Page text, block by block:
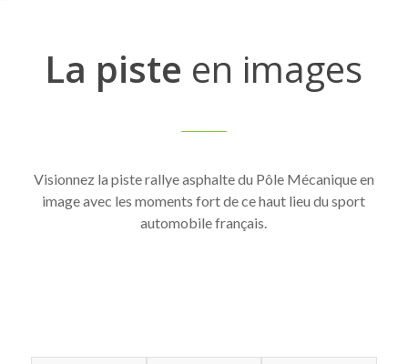
La piste en images
Visionnez la piste rallye asphalte du Pôle Mécanique en
image avec les moments fort de ce haut lieu du sport
automobile français.